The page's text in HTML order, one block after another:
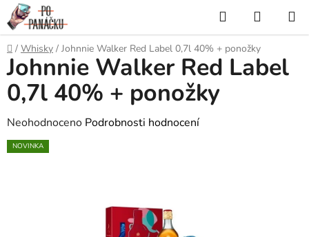
Přejít
na
obsah
Hledat
KOŠÍK
Domů
/ Whisky / Johnnie Walker Red Label 0,7l 40% + ponožky
Johnnie Walker Red Label
0,7l 40% + ponožky
Průměrné
hodnocení
Neohodnoceno Podrobnosti hodnocení
NOVINKA